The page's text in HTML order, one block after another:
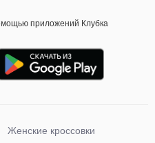
приложений Клубка
Женские кроссовки